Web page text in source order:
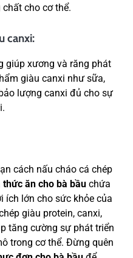
cho cơ thể.
canxi:
giúp xương và răng phát
giàu canxi như sữa,
lượng canxi đủ cho sự
cách nấu cháo cá chép
thức ăn cho bà bầu chứa
ích lớn cho sức khỏe của
giàu protein, canxi,
tăng cường sự phát triển
trong cơ thể. Đừng quên